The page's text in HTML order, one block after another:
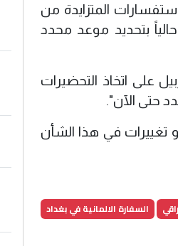
المتزايدة من
بتحديد موعد محدد
على اتخاذ التحضيرات
حتى الآن".
تغييرات في هذا الشأن
السفارة الالمانية في بغداد